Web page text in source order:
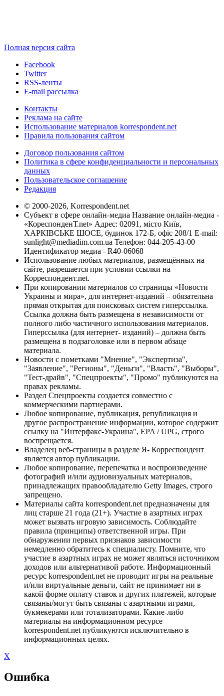
Полная версия сайта
Facebook
Twitter
RSS-ленты
E-mail рассылка
Контакты
Реклама на сайте
Использование материалов korrespondent.net
Правила пользования сайтом
Договор пользования сайтом
Политика в сфере конфиденциальности и персональных
данных
Пользовательское соглашение
Редакция
© 2000-2026, Korrespondent.net
Субъект в сфере онлайн-медиа Название онлайн-медиа -
«КореспонденТ.net» Адрес: 02091, місто Київ,
ХАРКІВСЬКЕ ШОСЕ, будинок 172-Б, офіс 208/1 E-mail:
sunlight@mediadim.com.ua Телефон: 044-205-43-00
Идентификатор медиа - R40-06068
Использование любых материалов, размещённых на
сайте, разрешается при условии ссылки на
Корреспондент.net.
При копировании материалов со страницы «Новости
Украины и мира», для интернет-изданий – обязательна
прямая открытая для поисковых систем гиперссылка.
Ссылка должна быть размещена в независимости от
полного либо частичного использования материалов.
Гиперссылка (для интернет- изданий) – должна быть
размещена в подзаголовке или в первом абзаце
материала.
Новости с пометками "Мнение", "Экспертиза",
"Заявление", "Регионы", "Деньги", "Власть", "Выборы",
"Тест-драйв", "Спецпроекты", "Промо" публикуются на
правах рекламы.
Раздел Спецпроекты создается совместно с
коммерческими партнерами.
Любое копирование, публикация, републикация и
другое распространение информации, которое содержит
ссылку на "Интерфакс-Украина", EPA / UPG, строго
воспрещается.
Владелец веб-страницы в разделе Я- Корреспондент
является автор публикации.
Любое копирование, перепечатка и воспроизведение
фотографий и/или аудиовизуальных материалов,
принадлежащих правообладателю Getty Images, строго
запрещено.
Материалы сайта korrespondent.net предназначены для
лиц старше 21 года (21+). Участие в азартных играх
может вызвать игровую зависимость. Соблюдайте
правила (принципы) ответственной игры. При
обнаружении первых признаков зависимости
немедленно обратитесь к специалисту. Помните, что
участие в азартных играх не может являться источником
доходов или альтернативой работе. Информационный
ресурс korrespondent.net не проводит игры на реальные
и/или виртуальные деньги, сайт не принимает ни в
какой форме оплату ставок и других платежей, которые
связаны/могут быть связаны с азартными играми,
букмекерами или тотализаторами. Какие-либо
материалы на информационном ресурсе
korrespondent.net публикуются исключительно в
информационных целях.
X
Ошибка